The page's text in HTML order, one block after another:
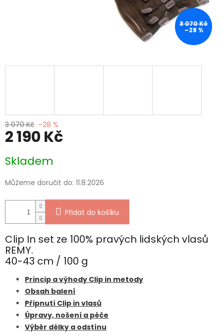
3 070 Kč
–28 %
3 070 Kč –28 %
2 190 Kč
cena:
Skladem
Můžeme doručit do: 11.8.2026
Přidat do košíku
Clip In set ze 100% pravých lidských vlasů
REMY.
40-43 cm / 100 g
Princip a výhody Clip in metody
Obsah balení
Připnutí Clip in vlasů
Úpravy, nošení a péče
Výběr délky a odstínu